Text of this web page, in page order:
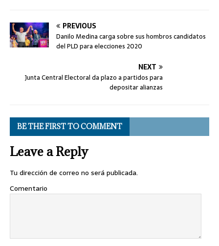
PREVIOUS
Danilo Medina carga sobre sus hombros candidatos
del PLD para elecciones 2020
NEXT
Junta Central Electoral da plazo a partidos para
depositar alianzas
BE THE FIRST TO COMMENT
Leave a Reply
Tu dirección de correo no será publicada.
Comentario